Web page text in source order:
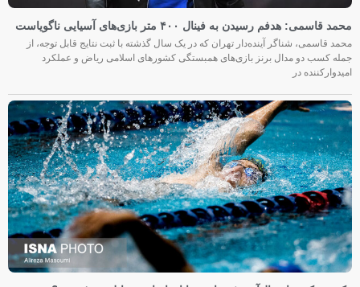
محمد قاسمی: هدفم رسیدن به فینال ۴۰۰ متر بازی‌های آسیایی ناگویاست
محمد قاسمی، شناگر آینده‌دار تهران که در یک سال گذشته با ثبت نتایج قابل توجه، از
جمله کسب دو مدال برنز بازی‌های همبستگی کشورهای اسلامی ریاض و عملکرد
امیدوارکننده در